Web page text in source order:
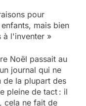
pour
mais bien
à l'inventer »
Noël passait au
journal qui ne
de la plupart des
pleine de tact : il
cela ne fait de